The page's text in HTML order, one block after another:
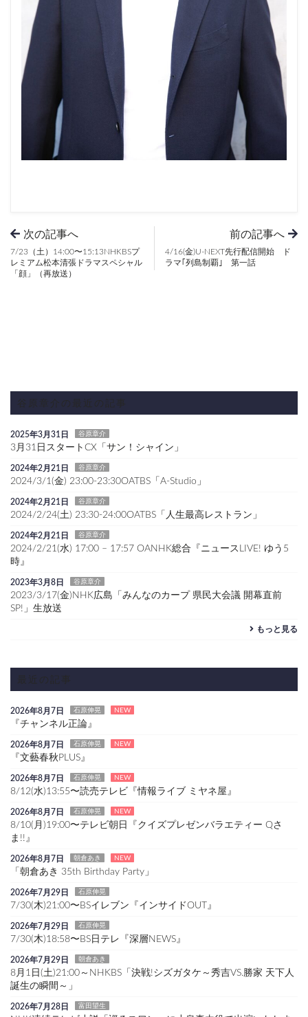
次の記事へ
7/23（土）14:00〜15:13NHKBSプ
レミアム松本清張ドラマスペシャル
「顔」（再放送）
前の記事へ
4/16(金)U-NEXT先行配信開始 ド
ラマ｢列島制覇｣ 第一話
谷原章介の最近の記事
2025年3月31日 谷原章介
3月31日スタートCX「サン！シャイン」
2024年2月21日 谷原章介
2024/3/1(金) 23:00-23:30OATBS「A-Studio」
2024年2月21日 谷原章介
2024/2/24(土) 23:30-24:00OATBS「人生最高レストラン」
2024年2月21日 谷原章介
2024/2/21(水) 17:00 – 17:57 OANHK総合『ニュースLIVE! ゆう5
時』
2023年3月8日 谷原章介
2023/3/17(金)NHK広島「みんなのカープ 県民大会議 開幕直前
SP!」生放送
もっと見る
最近の記事
2026年8月7日 石原伸晃 NEW
『チャンネル正論』
2026年8月7日 石原伸晃 NEW
『文藝春秋PLUS』
2026年8月7日 石原伸晃 NEW
8/12(水)13:55〜読売テレビ『情報ライブ ミヤネ屋』
2026年8月7日 石原伸晃 NEW
8/10(月)19:00〜テレビ朝日『クイズプレゼンバラエティー Qさ
ま!!』
2026年8月7日 朝倉あき NEW
「朝倉あき 35th Birthday Party」
2026年7月29日 石原伸晃
7/30(木)21:00〜BSイレブン『インサイドOUT』
2026年7月29日 石原伸晃
7/30(木)18:58〜BS日テレ『深層NEWS』
2026年7月29日 朝倉あき
8月1日(土)21:00～NHKBS「決戦!シズガタケ～秀吉VS.勝家 天下人
誕生の瞬間～」
2026年7月28日 富田望生